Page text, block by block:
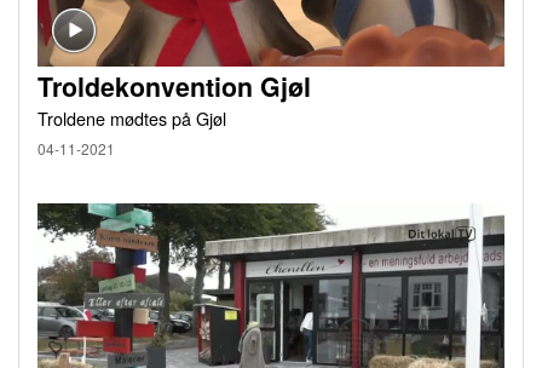
Troldekonvention Gjøl
Troldene mødtes på Gjøl
04-11-2021